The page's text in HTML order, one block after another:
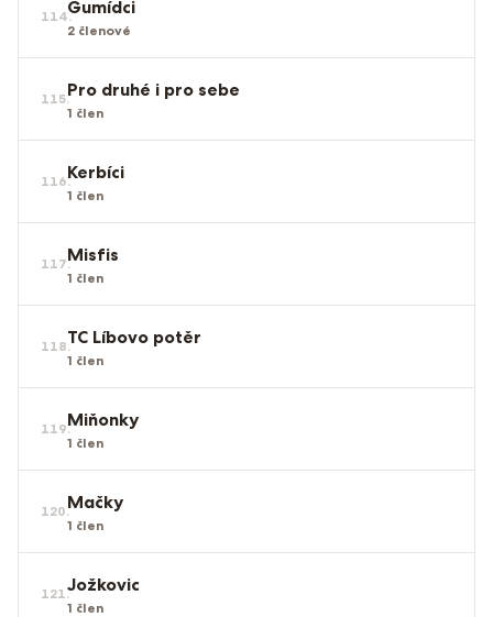
114.Gumídci
2 členové
115.Pro druhé i pro sebe
1 člen
116.Kerbíci
1 člen
117.Misfis
1 člen
118.TC Líbovo potěr
1 člen
119.Miňonky
1 člen
120.Mačky
1 člen
121.Jožkovic
1 člen